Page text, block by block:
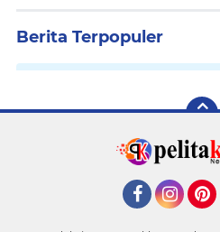
Berita Terpopuler